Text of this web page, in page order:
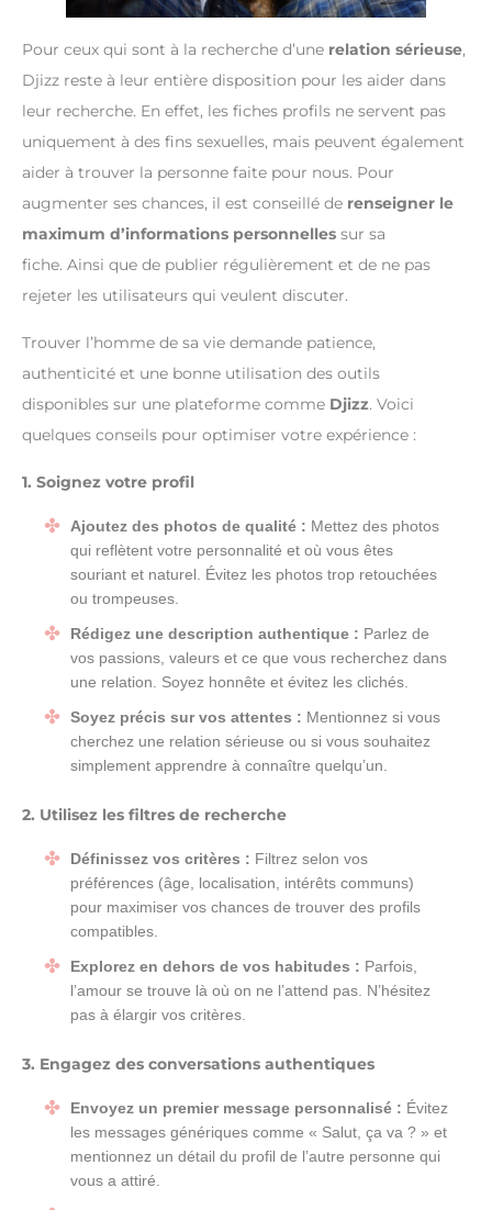
Pour ceux qui sont à la recherche d’une relation sérieuse,
Djizz reste à leur entière disposition pour les aider dans
leur recherche. En effet, les fiches profils ne servent pas
uniquement à des fins sexuelles, mais peuvent également
aider à trouver la personne faite pour nous. Pour
augmenter ses chances, il est conseillé de renseigner le
maximum d’informations personnelles sur sa
fiche. Ainsi que de publier régulièrement et de ne pas
rejeter les utilisateurs qui veulent discuter.
Trouver l’homme de sa vie demande patience,
authenticité et une bonne utilisation des outils
disponibles sur une plateforme comme Djizz. Voici
quelques conseils pour optimiser votre expérience :
1. Soignez votre profil
Ajoutez des photos de qualité : Mettez des photos
qui reflètent votre personnalité et où vous êtes
souriant et naturel. Évitez les photos trop retouchées
ou trompeuses.
Rédigez une description authentique : Parlez de
vos passions, valeurs et ce que vous recherchez dans
une relation. Soyez honnête et évitez les clichés.
Soyez précis sur vos attentes : Mentionnez si vous
cherchez une relation sérieuse ou si vous souhaitez
simplement apprendre à connaître quelqu’un.
2. Utilisez les filtres de recherche
Définissez vos critères : Filtrez selon vos
préférences (âge, localisation, intérêts communs)
pour maximiser vos chances de trouver des profils
compatibles.
Explorez en dehors de vos habitudes : Parfois,
l’amour se trouve là où on ne l’attend pas. N’hésitez
pas à élargir vos critères.
3. Engagez des conversations authentiques
Envoyez un premier message personnalisé : Évitez
les messages génériques comme « Salut, ça va ? » et
mentionnez un détail du profil de l’autre personne qui
vous a attiré.